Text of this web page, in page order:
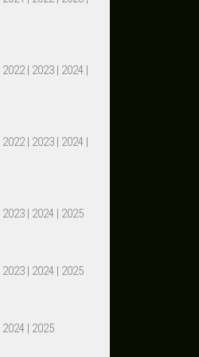
2022| 2023 | 2024 |
2022| 2023 | 2024 |
2023 | 2024 | 2025
2023 | 2024 | 2025
2024 | 2025